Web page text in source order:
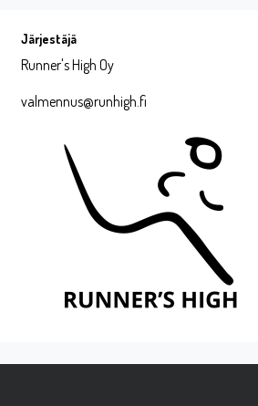
Järjestäjä
Runner's High Oy
valmennus@runhigh.fi